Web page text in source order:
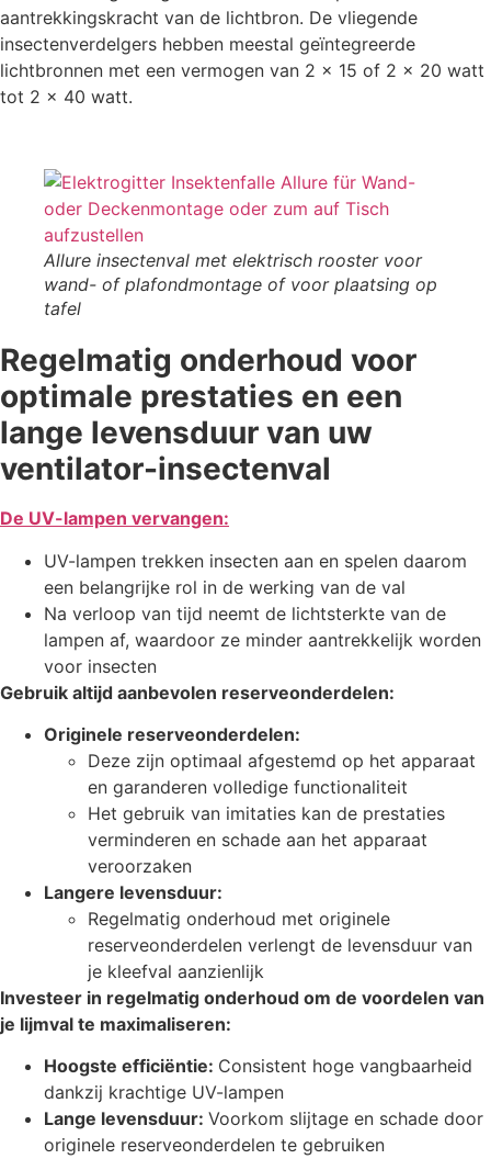
aantrekkingskracht van de lichtbron. De vliegende
insectenverdelgers hebben meestal geïntegreerde
lichtbronnen met een vermogen van 2 × 15 of 2 × 20 watt
tot 2 × 40 watt.
Allure insectenval met elektrisch rooster voor
wand- of plafondmontage of voor plaatsing op
tafel
Regelmatig onderhoud voor
optimale prestaties en een
lange levensduur van uw
ventilator-insectenval
De UV-lampen vervangen:
UV-lampen trekken insecten aan en spelen daarom
een belangrijke rol in de werking van de val
Na verloop van tijd neemt de lichtsterkte van de
lampen af, waardoor ze minder aantrekkelijk worden
voor insecten
Gebruik altijd aanbevolen reserveonderdelen:
Originele reserveonderdelen:
Deze zijn optimaal afgestemd op het apparaat
en garanderen volledige functionaliteit
Het gebruik van imitaties kan de prestaties
verminderen en schade aan het apparaat
veroorzaken
Langere levensduur:
Regelmatig onderhoud met originele
reserveonderdelen verlengt de levensduur van
je kleefval aanzienlijk
Investeer in regelmatig onderhoud om de voordelen van
je lijmval te maximaliseren:
Hoogste efficiëntie: Consistent hoge vangbaarheid
dankzij krachtige UV-lampen
Lange levensduur: Voorkom slijtage en schade door
originele reserveonderdelen te gebruiken